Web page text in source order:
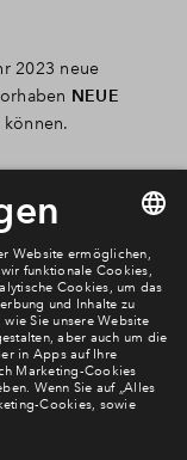
2023 neue
NEUE
Neuigkeiten
– mit unserem
wir Sie